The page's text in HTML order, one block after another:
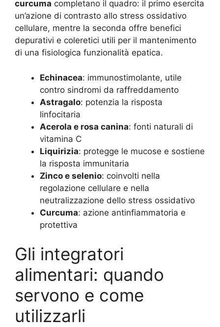
curcuma completano il quadro: il primo esercita
un’azione di contrasto allo stress ossidativo
cellulare, mentre la seconda offre benefici
depurativi e coleretici utili per il mantenimento
di una fisiologica funzionalità epatica.
Echinacea: immunostimolante, utile
contro sindromi da raffreddamento
Astragalo: potenzia la risposta
linfocitaria
Acerola e rosa canina: fonti naturali di
vitamina C
Liquirizia: protegge le mucose e sostiene
la risposta immunitaria
Zinco e selenio: coinvolti nella
regolazione cellulare e nella
neutralizzazione dello stress ossidativo
Curcuma: azione antinfiammatoria e
protettiva
Gli integratori
alimentari: quando
servono e come
utilizzarli